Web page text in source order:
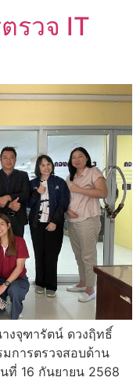
รวจ IT
งจุฑารัตน์ ดวงฤิทธิ์
การตรวจสอบด้าน
ที่ 16 กันยายน 2568